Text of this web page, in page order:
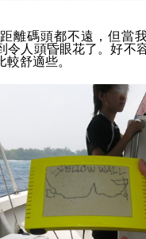
離碼頭都不遠，但當
令人頭昏眼花了。好不
舒適些。